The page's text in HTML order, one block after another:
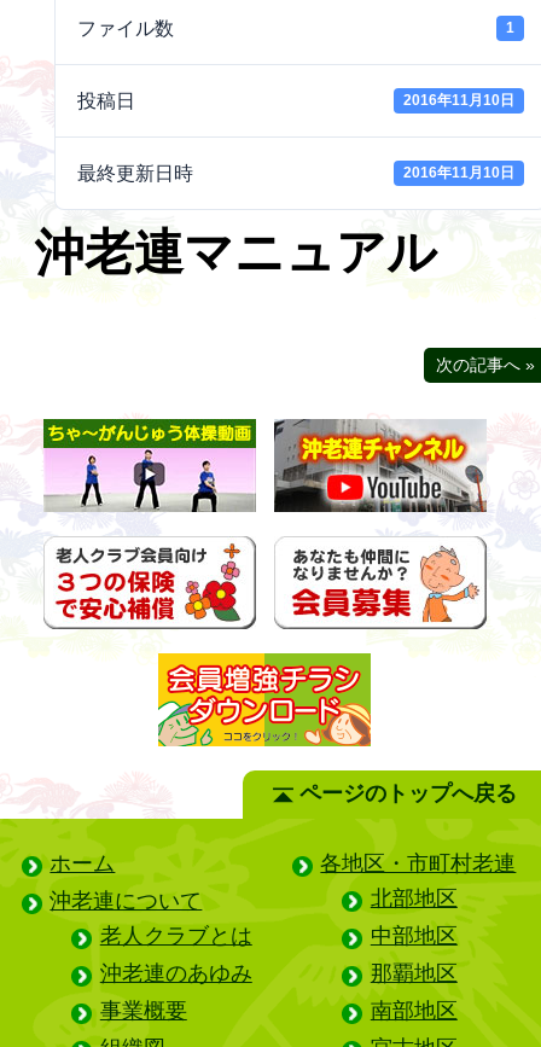
ファイル数 1
投稿日 2016年11月10日
最終更新日時 2016年11月10日
沖老連マニュアル
次の記事へ »
ページのトップへ戻る
ホーム
沖老連について
老人クラブとは
沖老連のあゆみ
事業概要
各地区・市町村老連
北部地区
中部地区
那覇地区
南部地区